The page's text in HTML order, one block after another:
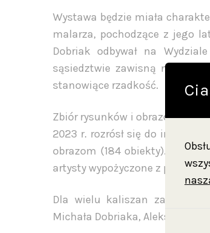
Wystawa będzie miała
malarza, pochodzące z jego
Dobriak odbywał na
sąsiedztwie zawisną
stanowiące rzadkość.
Zbiór rysunków i obrazów
2023 r. rozrósł się do
obrazom (184 obiekty). Wiele
artysty wypożyczone z
Dla wielu kaliszan
Michała Dobriaka, Aleksandry